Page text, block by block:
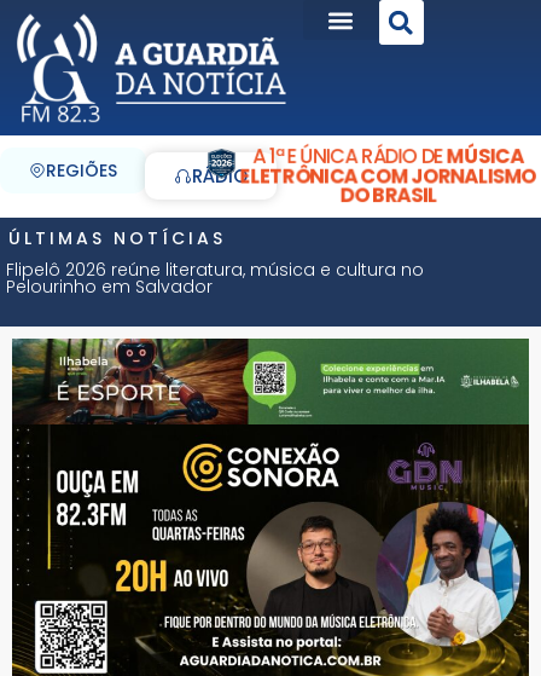
REGIÕES RÁDIO
A 1ª E ÚNICA RÁDIO DEMÚSICA
ELETRÔNICA COM JORNALISMO
DO BRASIL
ÚLTIMAS NOTÍCIAS
Flipelô 2026 reúne literatura, música e cultura no
Pelourinho em Salvador